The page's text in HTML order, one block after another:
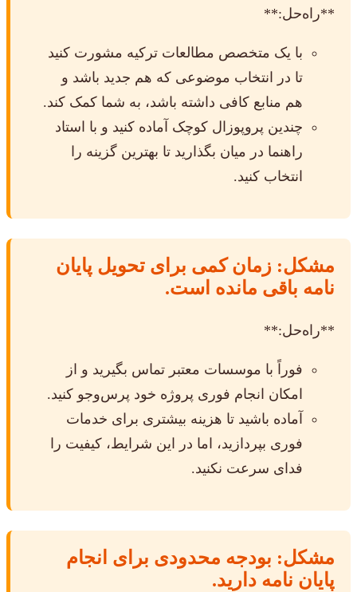
**راه‌حل:**
با یک متخصص مطالعات ترکیه مشورت کنید
تا در انتخاب موضوعی که هم جدید باشد و
هم منابع کافی داشته باشد، به شما کمک کند.
چندین پروپوزال کوچک آماده کنید و با استاد
راهنما در میان بگذارید تا بهترین گزینه را
انتخاب کنید.
مشکل: زمان کمی برای تحویل پایان
نامه باقی مانده است.
**راه‌حل:**
فوراً با موسسات معتبر تماس بگیرید و از
امکان انجام فوری پروژه خود پرس‌وجو کنید.
آماده باشید تا هزینه بیشتری برای خدمات
فوری بپردازید، اما در این شرایط، کیفیت را
فدای سرعت نکنید.
مشکل: بودجه محدودی برای انجام
پایان نامه دارید.